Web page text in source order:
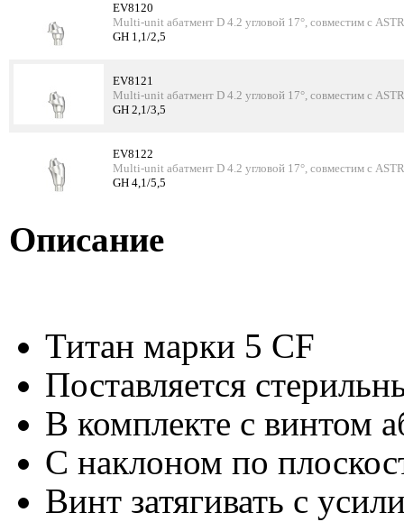
EV8120
Multi-unit абатмент D 4.2 угловой 17°, совместим с
GH 1,1/2,5
EV8121
Multi-unit абатмент D 4.2 угловой 17°, совместим с
GH 2,1/3,5
EV8122
Multi-unit абатмент D 4.2 угловой 17°, совместим с
GH 4,1/5,5
Описание
Титан марки 5 CF
Поставляется
В комплекте с винтом
С наклоном по
Винт затягивать с